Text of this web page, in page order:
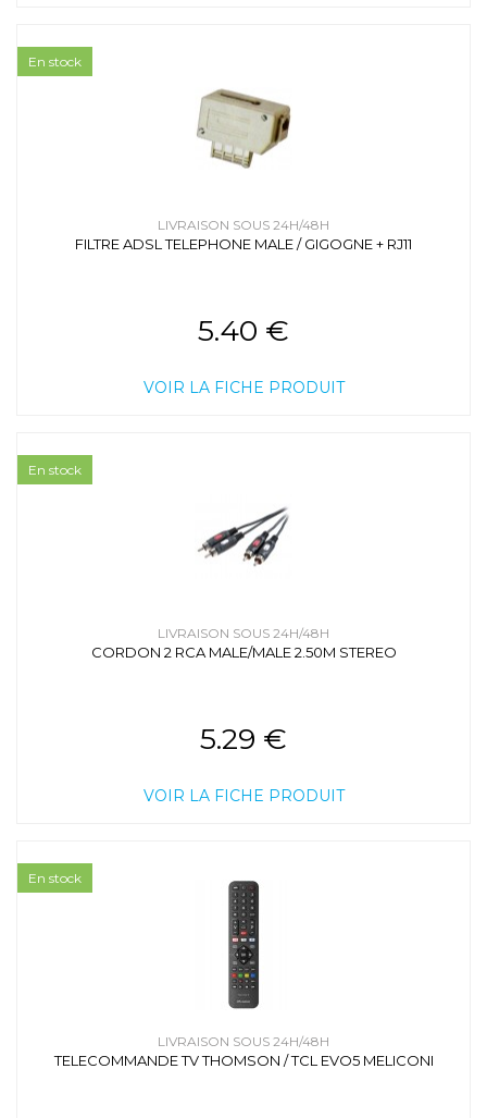
LIVRAISON SOUS 24H/48H
FILTRE ADSL TELEPHONE MALE / GIGOGNE + RJ11
5.40 €
VOIR LA FICHE PRODUIT
En stock
LIVRAISON SOUS 24H/48H
CORDON 2 RCA MALE/MALE 2.50M STEREO
5.29 €
VOIR LA FICHE PRODUIT
En stock
LIVRAISON SOUS 24H/48H
TELECOMMANDE TV THOMSON / TCL EVO5 MELICONI
En stock